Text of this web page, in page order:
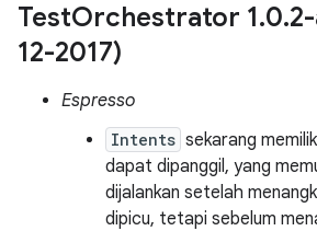
TestOrchestrator 1.0.
12-2017)
Espresso
Intents sekarang
dapat dipanggil, yang
dijalankan setelah
dipicu, tetapi sebelum